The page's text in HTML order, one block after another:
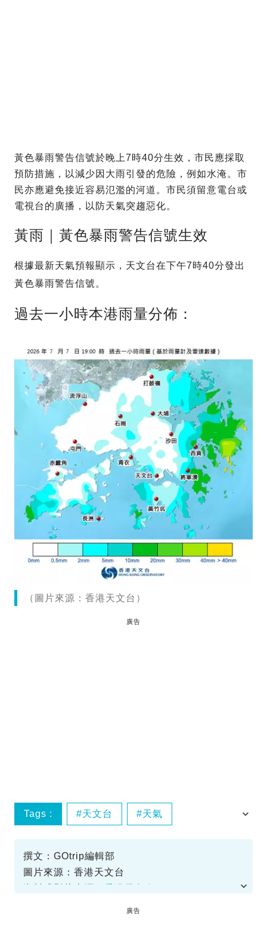
黃色暴雨警告信號於晚上7時40分生效，市民應採取
預防措施，以減少因大雨引發的危險，例如水淹。市
民亦應避免接近容易氾濫的河道。市民須留意電台或
電視台的廣播，以防天氣突趨惡化。
黃雨｜黃色暴雨警告信號生效
根據最新天氣預報顯示，天文台在下午7時40分發出
黃色暴雨警告信號。
過去一小時本港雨量分佈：
（圖片來源：香港天文台）
廣告
Tags : 天文台 天氣
撰文：GOtrip編輯部
圖片來源：香港天文台
廣告